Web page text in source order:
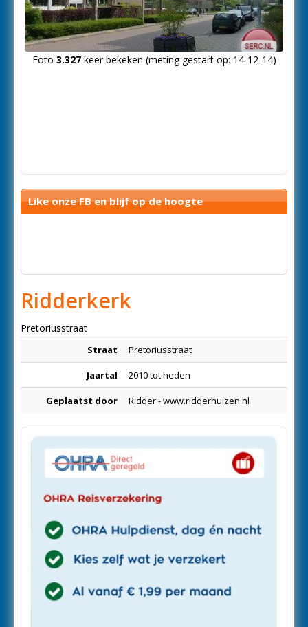
Foto 3.327keer bekeken (meting gestart op: 14-12-14)
Like onze FB en blijf op de hoogte
Ridderkerk
Pretoriusstraat
Straat Pretoriusstraat
Jaartal 2010 tot heden
Geplaatst door Ridder - www.ridderhuizen.nl